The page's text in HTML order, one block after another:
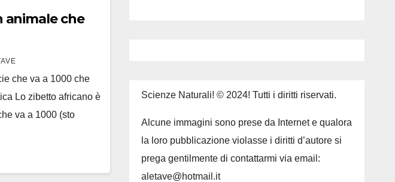
animale che
che va a 1000 che
Lo zibetto africano è
va a 1000 (sto
Scienze Naturali! © 2024! Tutti i diritti riservati.
Alcune immagini sono prese da Internet e qualora
la loro pubblicazione violasse i diritti d’autore si
prega gentilmente di contattarmi via email:
aletave@hotmail.it